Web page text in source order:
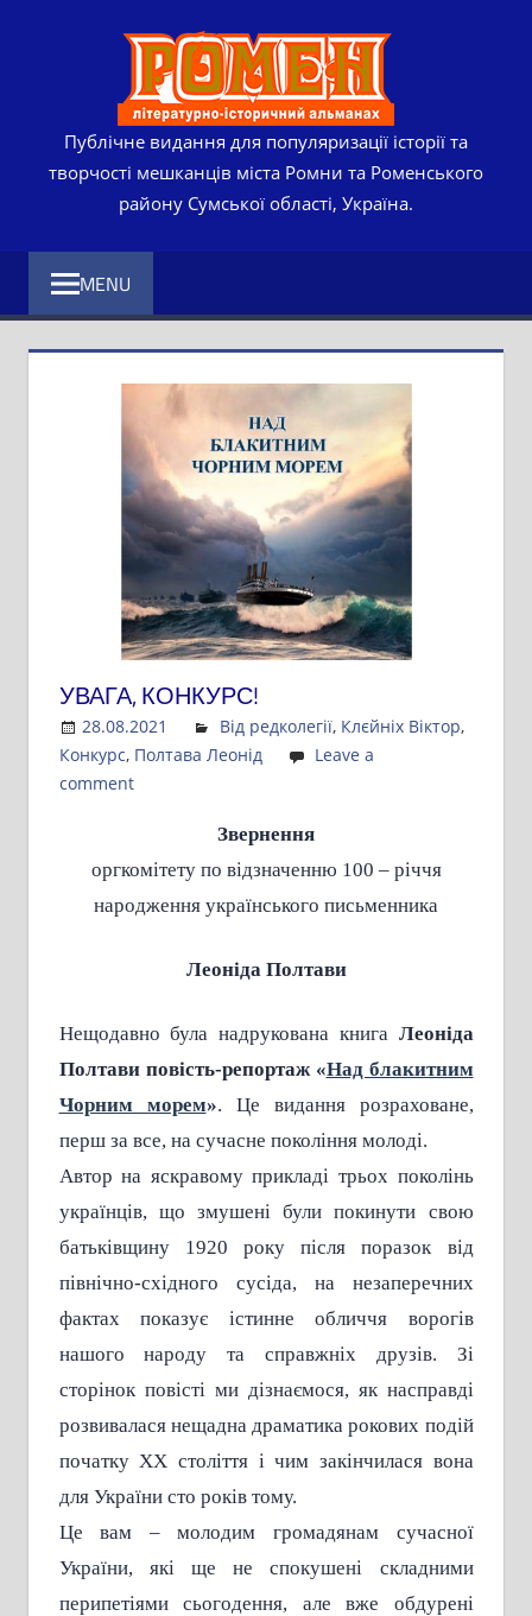
Публічне видання для популяризації історії та
творчості мешканців міста Ромни та Роменського
району Сумської області, Україна.
MENU
УВАГА, КОНКУРС!
28.08.2021 Admin
Від редколегії, Клєйніх Віктор,
Конкурс, Полтава Леонід
Leave a
comment
Звернення
оргкомітету по відзначенню 100 – річчя
народження українського письменника
Леоніда Полтави
Нещодавно була надрукована книга Леоніда
Полтави повість-репортаж «Над блакитним
Чорним морем». Це видання розраховане,
перш за все, на сучасне покоління молоді.
Автор на яскравому прикладі трьох поколінь
українців, що змушені були покинути свою
батьківщину 1920 року після поразок від
північно-східного сусіда, на незаперечних
фактах показує істинне обличчя ворогів
нашого народу та справжніх друзів. Зі
сторінок повісті ми дізнаємося, як насправді
розвивалася нещадна драматика рокових подій
початку ХХ століття і чим закінчилася вона
для України сто років тому.
Це вам – молодим громадянам сучасної
України, які ще не спокушені складними
перипетіями сьогодення, але вже обдурені